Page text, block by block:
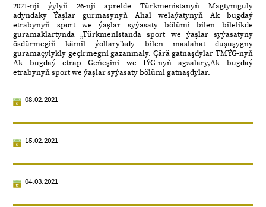
2021-nji ýylyň 26-nji aprelde Türkmenistanyň Magtymguly
adyndaky Ýaşlar gurmasynyň Ahal welaýatynyň Ak bugdaý
etrabynyň sport we ýaşlar syýasaty bölümi bilen bilelikde
guramaklartynda „Türkmenistanda sport we ýaşlar syýasatyny
ösdürmegiň kämil ýollary”ady bilen maslahat duşuşygny
guramaçylykly geçirmegni gazanmaly. Çärä gatnaşdylar TMÝG-nyň
Ak bugdaý etrap Geňeşini we IÝG-nyň agzalary,Ak bugdaý
etrabynyň sport we ýaşlar syýasaty bölümi gatnaşdylar.
08.02.2021
15.02.2021
04.03.2021